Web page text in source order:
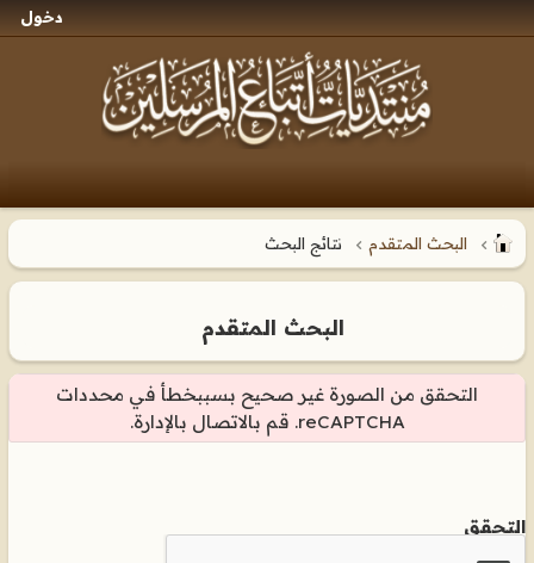
دخول
البحث المتقدم نتائج البحث
البحث المتقدم
التحقق من الصورة غير صحيح بسببخطأ في محددات
reCAPTCHA. قم بالاتصال بالإدارة.
التحقق